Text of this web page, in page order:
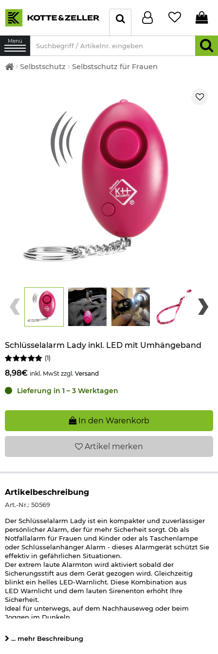
Menü
Selbstschutz Selbstschutz für Frauen
Schlüsselalarm Lady inkl. LED mit Umhängeband
(1 )
8,98€ inkl. MwSt zzgl. Versand
Lieferung in 1 – 3 Werktagen
In den Warenkorb
Artikel merken
Artikelbeschreibung
Art.-Nr.: 50569
Der Schlüsselalarm Lady ist ein kompakter und zuverlässiger
persönlicher Alarm, der für mehr Sicherheit sorgt. Ob als
Notfallalarm für Frauen und Kinder oder als Taschenlampe
oder Schlüsselanhänger Alarm - dieses Alarmgerät schützt Sie
effektiv in gefährlichen Situationen.
Der extrem laute Alarmton wird aktiviert sobald der
Sicherungsstift aus dem Gerät gezogen wird. Gleichzeitig
blinkt ein helles LED-Warnlicht. Diese Kombination aus
LED Warnlicht und dem lauten Sirenenton erhöht Ihre
Sicherheit.
Ideal für unterwegs, auf dem Nachhauseweg oder beim
Joggen im Dunkeln.
Sicherungsstift wieder in das Gerät gesteckt wird. Die
integrierte Mini LED Taschenlampe hilft beim Ausleuchten in
... mehr Beschreibung